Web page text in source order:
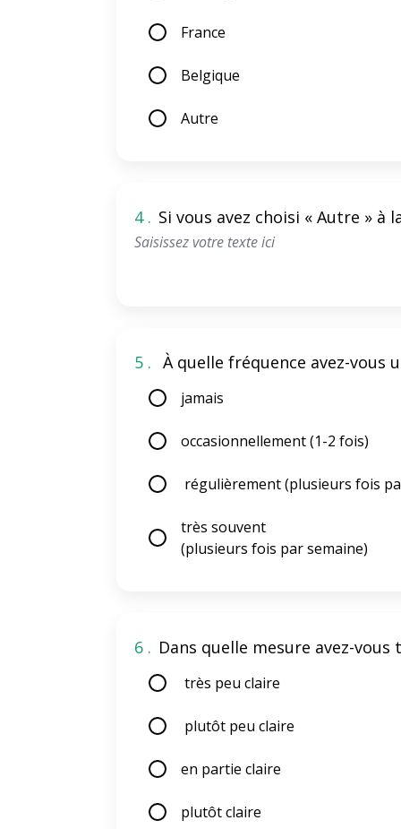
France
Belgique
Autre
4 . Si vous avez choisi « Autre »
5 . À quelle fréquence avez-vous
jamais
occasionnellement (1-2 fois)
régulièrement (plusieurs fois
très souvent
(plusieurs fois par semaine)
6 . Dans quelle mesure avez-
très peu claire
plutôt peu claire
en partie claire
plutôt claire